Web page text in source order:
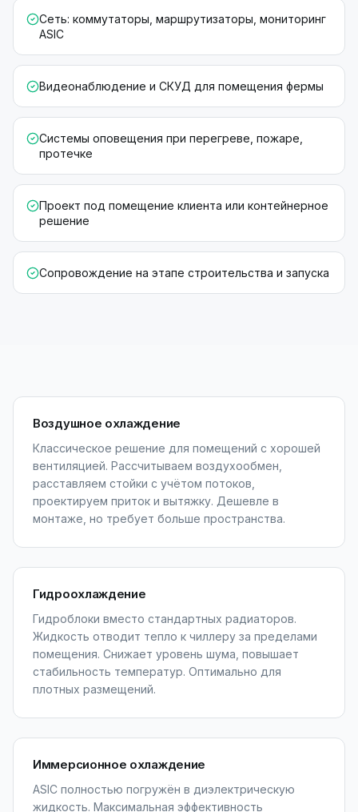
Сеть: коммутаторы, маршрутизаторы, мониторинг
ASIC
Видеонаблюдение и СКУД для помещения фермы
Системы оповещения при перегреве, пожаре,
протечке
Проект под помещение клиента или контейнерное
решение
Сопровождение на этапе строительства и запуска
Воздушное охлаждение
Классическое решение для помещений с хорошей
вентиляцией. Рассчитываем воздухообмен,
расставляем стойки с учётом потоков,
проектируем приток и вытяжку. Дешевле в
монтаже, но требует больше пространства.
Гидроохлаждение
Гидроблоки вместо стандартных радиаторов.
Жидкость отводит тепло к чиллеру за пределами
помещения. Снижает уровень шума, повышает
стабильность температур. Оптимально для
плотных размещений.
Иммерсионное охлаждение
ASIC полностью погружён в диэлектрическую
жидкость. Максимальная эффективность